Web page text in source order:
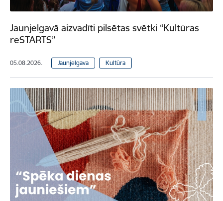
Jaunjelgavā aizvadīti pilsētas svētki “Kultūras
reSTARTS”
05.08.2026. Jaunjelgava Kultūra